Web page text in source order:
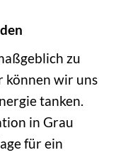
zu
können wir uns
tanken.
in Grau
für ein